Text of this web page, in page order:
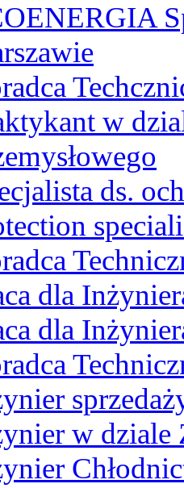
w
ds.
dla
dla
w dziale